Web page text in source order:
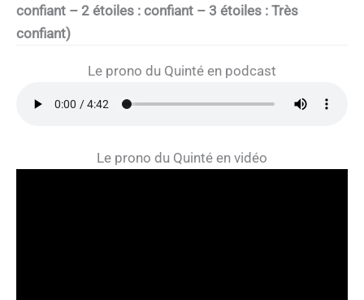
confiant – 2 étoiles : confiant – 3 étoiles : Très
confiant)
Le prono du Quinté en podcast
Le prono du Quinté en vidéo